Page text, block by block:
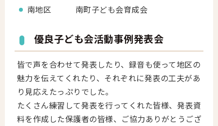
南地区 南町子ども会育成会
優良子ども会活動事例発表会
皆で声を合わせて発表したり、録音も使って地区の
魅力を伝えてくれたり、それぞれに発表の工夫があ
り見応えたっぷりでした。
たくさん練習して発表を行ってくれた皆様、発表資
料を作成した保護者の皆様、ご協力ありがとうござ